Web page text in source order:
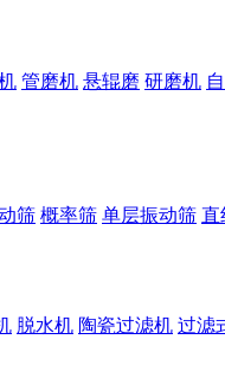
管磨机 悬辊磨 研磨机
筛 概率筛 单层振动筛 直
脱水机 陶瓷过滤机 过滤